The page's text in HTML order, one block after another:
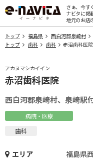
さぁ、今す
ナビタに掲
地元のお店
トップ 福島県 西白河郡泉崎村
トップ
歯科 歯科 赤沼歯科医院
アカヌマシカイイン
赤沼歯科医院
西白河郡泉崎村、泉崎駅
病院・医療
歯科
エリア
福島県